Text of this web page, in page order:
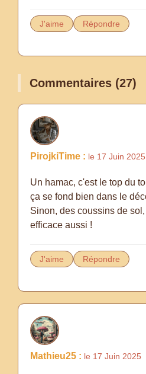
J'aime Répondre
Commentaires (27)
PirojkiTime : le 17 Juin 2025
Un hamac, c'est le top du
ça se fond bien dans le
Sinon, des coussins de
efficace aussi !
J'aime Répondre
Mathieu25 : le 17 Juin 2025